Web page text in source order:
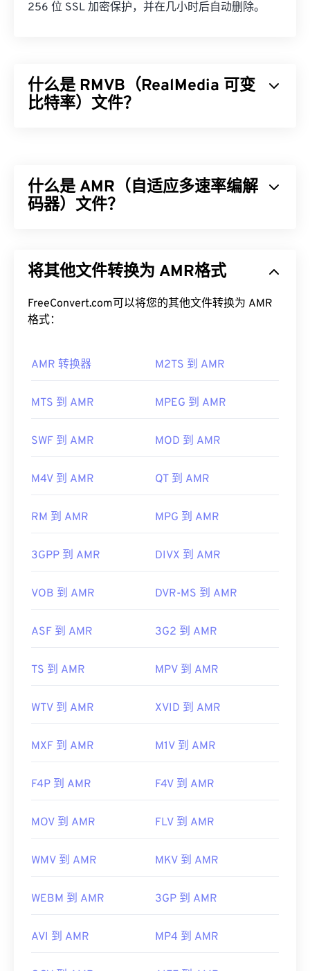
256 位 SSL 加密保护，并在几小时后自动删除。
什么是 RMVB（RealMedia 可变
比特率）文件？
度（例如动作多或动作少的场景）来调整带宽。
统中播放 RMVB 文件。由于RealNetworks
RMVB，因此 RealPlayer 已成为此类文件类型的默
认播放平台。它可以免费下载，并且易于使用。它支
持字幕、对白字幕和流媒体播放。
ALLPlayer
，它们都是免费的。请记住，RMVB
是专有格式，相对不常见；主要用于本地播放文件，
首次发布：2010 年
https://en.wikipedia.org/wiki/RMVB
什么是 AMR（自适应多速率编解
码器）文件？
此非常适合语音录制和广播。它常用于全球移动通信
如何打开 AMR 文件？
数3G 移动设备都可以打开它们。AMR 也可以使用
来打开。
可以打开 AMR 文件。您可以从 SourceForge.net
且主要处理窄带信号，因此不适合用于音乐文件。
首次发行：1999年
Rate_audio_codec
将其他文件转换为 AMR格式
FreeConvert.com可以将您的其他文件转换为 AMR
格式：
AMR 转换器 M2TS 到 AMR
MTS 到 AMR MPEG 到 AMR
SWF 到 AMR MOD 到 AMR
M4V 到 AMR QT 到 AMR
RM 到 AMR MPG 到 AMR
3GPP 到 AMR DIVX 到 AMR
VOB 到 AMR DVR-MS 到 AMR
ASF 到 AMR 3G2 到 AMR
TS 到 AMR MPV 到 AMR
WTV 到 AMR XVID 到 AMR
MXF 到 AMR M1V 到 AMR
F4P 到 AMR F4V 到 AMR
MOV 到 AMR FLV 到 AMR
WMV 到 AMR MKV 到 AMR
WEBM 到 AMR 3GP 到 AMR
AVI 到 AMR MP4 到 AMR